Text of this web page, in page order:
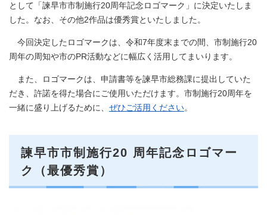
として「諫早市市制施行20周年記念ロゴマーク」に決定いたしま
した。なお、その他2作品は優秀賞といたしました。
今回決定したロゴマークは、令和7年度末までの間、市制施行20
周年の周知や市のPR活動などに幅広く活用してまいります。
また、ロゴマークは、申請書等を諫早市総務課に提出していた
だき、許諾を得た場合にご使用いただけます。市制施行20周年を
一緒に盛り上げるために、 ぜひご活用ください。
諫早市市制施行20 周年記念ロゴマー
ク（最優秀賞）